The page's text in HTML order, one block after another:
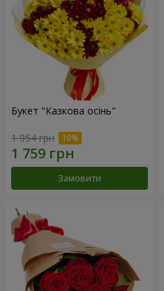
Букет "Казкова осінь"
1 954 грн
Замовити